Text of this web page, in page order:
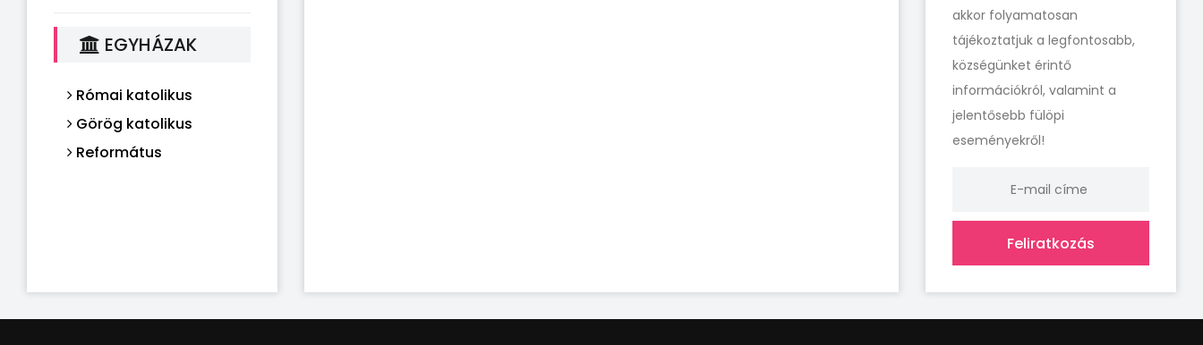
EGYHÁZAK
Római katolikus
Görög katolikus
Református
akkor folyamatosan
tájékoztatjuk a legfontosabb,
községünket érintő
információkról, valamint a
jelentősebb fülöpi
eseményekről!
Feliratkozás